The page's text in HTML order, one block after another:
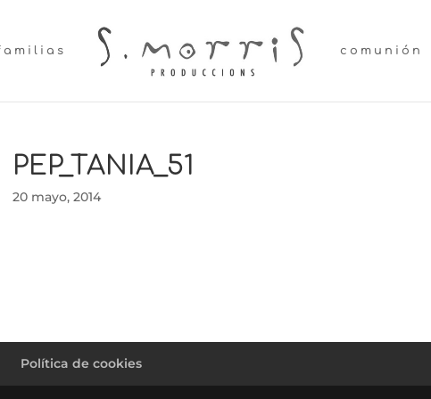
comunión
PEP_TANIA_51
20 mayo, 2014
Política de cookies